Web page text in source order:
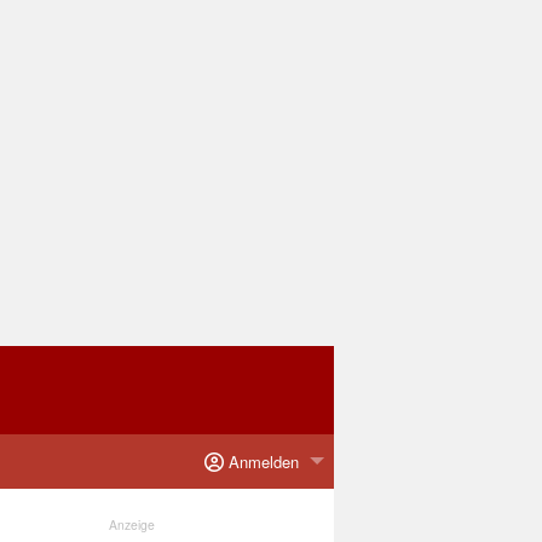
Anmelden
Anzeige